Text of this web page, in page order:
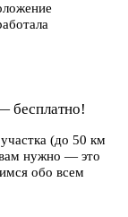
бесплатно!
(до 50 км
вам нужно — это
обо всем